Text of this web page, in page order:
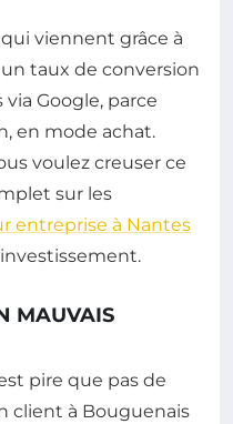
viennent grâce à
taux de conversion
Google, parce
en mode achat.
voulez creuser ce
sur les
entreprise à Nantes
MAUVAIS
pire que pas de
client à Bouguenais